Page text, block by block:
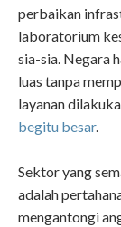
perbaikan
laboratorium
sia-sia. Negara
luas tanpa
layanan
begitu besar.
Sektor yang
adalah
mengantongi